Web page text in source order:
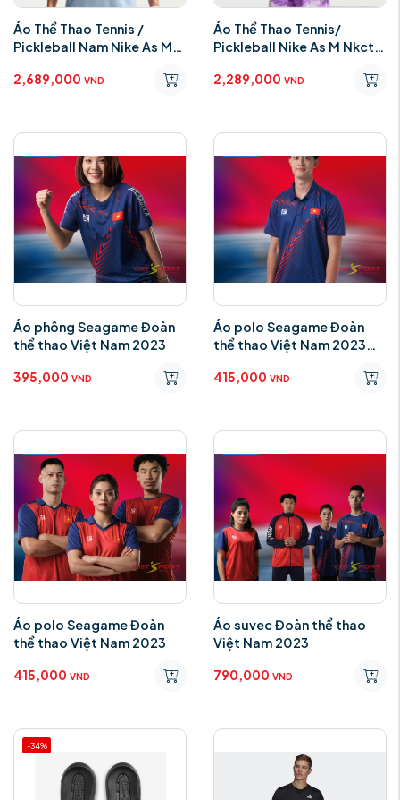
Áo Thể Thao Tennis /
Pickleball Nam Nike As M
2,689,000 VND
Áo Thể Thao Tennis/
Pickleball Nike As M Nkct
2,289,000 VND
Áo phông Seagame Đoàn
thể thao Việt Nam 2023
395,000 VND
Áo polo Seagame Đoàn
thể thao Việt Nam 2023
415,000 VND
Áo polo Seagame Đoàn
thể thao Việt Nam 2023
415,000 VND
Áo suvec Đoàn thể thao
Việt Nam 2023
790,000 VND
-34%